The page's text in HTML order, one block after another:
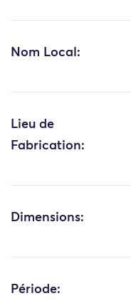
Nom Local:
Lieu de
Fabrication:
Dimensions:
Période: